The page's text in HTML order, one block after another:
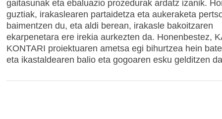
gaitasunak eta ebaluazio prozedurak ardatz izanik.
guztiak, irakaslearen partaidetza eta aukeraketa
baimentzen du, eta aldi berean, irakasle bakoitzaren
ekarpenetara ere irekia aurkezten da. Honenbestez,
KONTARI proiektuaren ametsa egi bihurtzea hein
eta ikastaldearen balio eta gogoaren esku gelditzen